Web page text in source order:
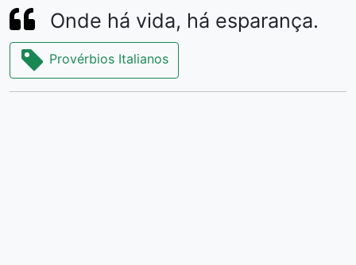
Onde há vida, há esparança.
Provérbios Italianos